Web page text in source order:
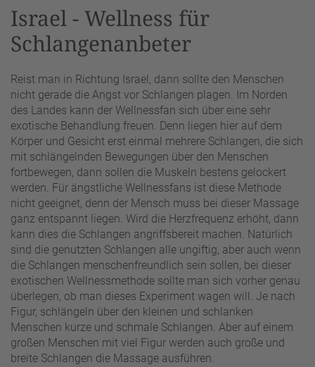
Israel - Wellness für
Schlangenanbeter
Reist man in Richtung Israel, dann sollte den Menschen
nicht gerade die Angst vor Schlangen plagen. Im Norden
des Landes kann der Wellnessfan sich über eine sehr
exotische Behandlung freuen. Denn liegen hier auf dem
Körper und Gesicht erst einmal mehrere Schlangen, die sich
mit schlängelnden Bewegungen über den Menschen
fortbewegen, dann sollen die Muskeln bestens gelockert
werden. Für ängstliche Wellnessfans ist diese Methode
nicht geeignet, denn der Mensch muss bei dieser Massage
ganz entspannt liegen. Wird die Herzfrequenz erhöht, dann
kann dies die Schlangen angriffsbereit machen. Natürlich
sind die genutzten Schlangen alle ungiftig, aber auch wenn
die Schlangen menschenfreundlich sein sollen, bei dieser
exotischen Wellnessmethode sollte man sich vorher genau
überlegen, ob man dieses Experiment wagen will. Je nach
Figur, schlängeln über den kleinen und schlanken
Menschen kurze und schmale Schlangen. Aber auf einem
großen Menschen mit viel Figur werden auch große und
breite Schlangen die Massage ausführen.